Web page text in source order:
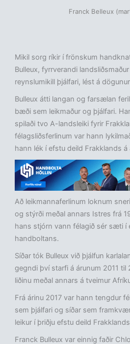
Franck Belleux
Mikil sorg ríkir í frönskum
Bulleux, fyrrverandi
reynslumikill þjálfari, lést á
Bulleux átti langan og farsælan
bæði sem leikmaður og þjálfari.
spilaði tvo A-landsleiki fyrir
félagsliðsferlinum var hann
hann lék í efstu deild Frakklands á
Að leikmannaferlinum loknum
og stýrði meðal annars Istres frá
hans stjórn vann félagið sér sæti í
handboltans.
Síðar tók Bulleux við þjálfun
gegndi því starfi á árunum 2011 til
liðinu meðal annars á tveimur
Frá árinu 2017 var hann tengdur
sem þjálfari og síðar sem
leikur í þriðju efstu deild
Franck Bulleux var einnig faðir